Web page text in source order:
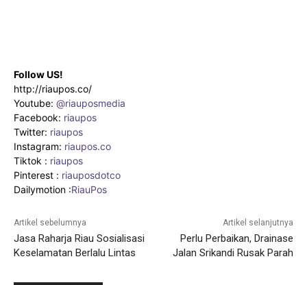
Follow US!
http://riaupos.co/
Youtube: @riauposmedia
Facebook: riaupos
Twitter: riaupos
Instagram: riaupos.co
Tiktok : riaupos
Pinterest : riauposdotco
Dailymotion :RiauPos
Artikel sebelumnya
Jasa Raharja Riau Sosialisasi
Keselamatan Berlalu Lintas
Artikel selanjutnya
Perlu Perbaikan, Drainase
Jalan Srikandi Rusak Parah